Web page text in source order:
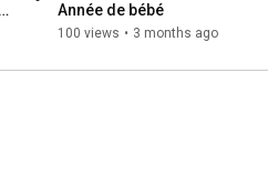
100 views • 3 months ago